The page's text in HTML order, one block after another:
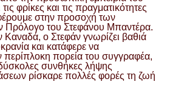
φρίκες και τις πραγματικότητες
στην προσοχή των
Πρόλογο του Στεφάνου Μπαντέρα.
Καναδά, ο Στεφάν γνωρίζει βαθιά
και κατάφερε να
περίπλοκη πορεία του συγγραφέα,
συνθήκες λήψης
ρίσκαρε πολλές φορές τη ζωή